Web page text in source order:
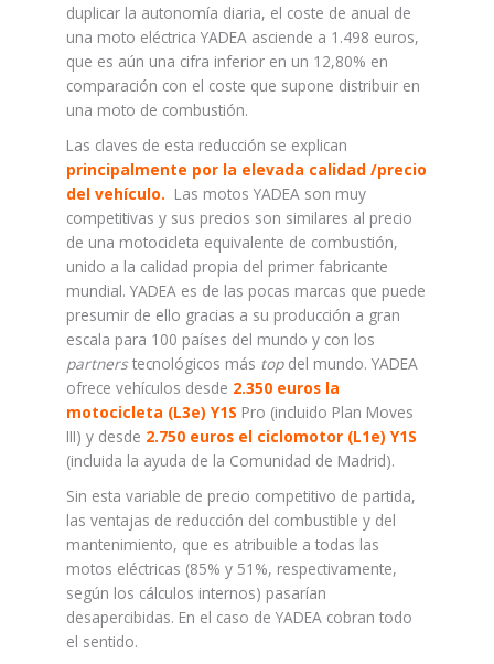
duplicar la autonomía diaria, el coste de anual de
una moto eléctrica YADEA asciende a 1.498 euros,
que es aún una cifra inferior en un 12,80% en
comparación con el coste que supone distribuir en
una moto de combustión.
Las claves de esta reducción se explican
principalmente por la elevada calidad /precio
del vehículo. Las motos YADEA son muy
competitivas y sus precios son similares al precio
de una motocicleta equivalente de combustión,
unido a la calidad propia del primer fabricante
mundial. YADEA es de las pocas marcas que puede
presumir de ello gracias a su producción a gran
escala para 100 países del mundo y con los
partnerstecnológicos más topdel mundo. YADEA
ofrece vehículos desde 2.350 euros la
motocicleta (L3e) Y1S Pro (incluido Plan Moves
III) y desde 2.750 euros el ciclomotor (L1e) Y1S
(incluida la ayuda de la Comunidad de Madrid).
Sin esta variable de precio competitivo de partida,
las ventajas de reducción del combustible y del
mantenimiento, que es atribuible a todas las
motos eléctricas (85% y 51%, respectivamente,
según los cálculos internos) pasarían
desapercibidas. En el caso de YADEA cobran todo
el sentido.